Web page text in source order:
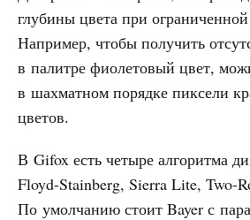
глубины цвета при
Например, чтобы получить
в палитре фиолетовый цвет,
в шахматном порядке пиксели
цветов.
В Gifox есть четыре алгоритма
Floyd-Stainberg, Sierra Lite, Two-
По умолчанию стоит Bayer с